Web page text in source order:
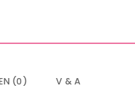
(0) V & A